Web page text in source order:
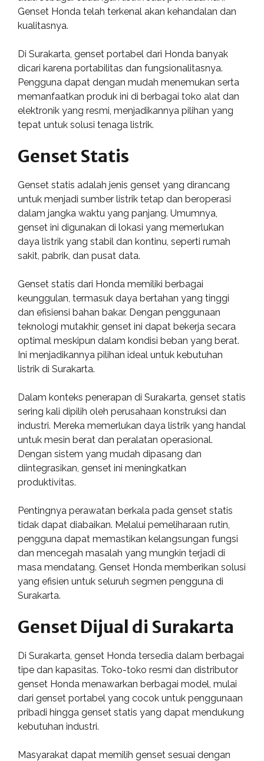
Genset Honda telah terkenal akan kehandalan dan
kualitasnya.
Di Surakarta, genset portabel dari Honda banyak
dicari karena portabilitas dan fungsionalitasnya.
Pengguna dapat dengan mudah menemukan serta
memanfaatkan produk ini di berbagai toko alat dan
elektronik yang resmi, menjadikannya pilihan yang
tepat untuk solusi tenaga listrik.
Genset Statis
Genset statis adalah jenis genset yang dirancang
untuk menjadi sumber listrik tetap dan beroperasi
dalam jangka waktu yang panjang. Umumnya,
genset ini digunakan di lokasi yang memerlukan
daya listrik yang stabil dan kontinu, seperti rumah
sakit, pabrik, dan pusat data.
Genset statis dari Honda memiliki berbagai
keunggulan, termasuk daya bertahan yang tinggi
dan efisiensi bahan bakar. Dengan penggunaan
teknologi mutakhir, genset ini dapat bekerja secara
optimal meskipun dalam kondisi beban yang berat.
Ini menjadikannya pilihan ideal untuk kebutuhan
listrik di Surakarta.
Dalam konteks penerapan di Surakarta, genset statis
sering kali dipilih oleh perusahaan konstruksi dan
industri. Mereka memerlukan daya listrik yang handal
untuk mesin berat dan peralatan operasional.
Dengan sistem yang mudah dipasang dan
diintegrasikan, genset ini meningkatkan
produktivitas.
Pentingnya perawatan berkala pada genset statis
tidak dapat diabaikan. Melalui pemeliharaan rutin,
pengguna dapat memastikan kelangsungan fungsi
dan mencegah masalah yang mungkin terjadi di
masa mendatang. Genset Honda memberikan solusi
yang efisien untuk seluruh segmen pengguna di
Surakarta.
Genset Dijual di Surakarta
Di Surakarta, genset Honda tersedia dalam berbagai
tipe dan kapasitas. Toko-toko resmi dan distributor
genset Honda menawarkan berbagai model, mulai
dari genset portabel yang cocok untuk penggunaan
pribadi hingga genset statis yang dapat mendukung
kebutuhan industri.
Masyarakat dapat memilih genset sesuai dengan